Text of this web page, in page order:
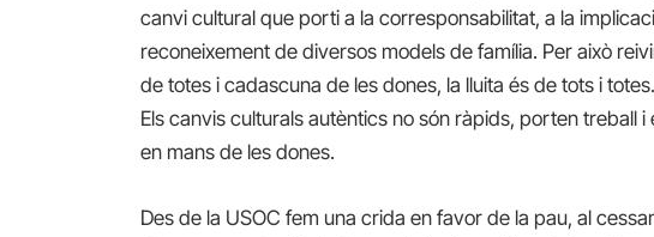
canvi cultural que porti a la corresponsabilitat, a la
reconeixement de diversos models de família. Per això
de totes i cadascuna de les dones, la lluita és de tots i totes.
Els canvis culturals autèntics no són ràpids, porten treball
en mans de les dones.
Des de la USOC fem una crida en favor de la pau, al